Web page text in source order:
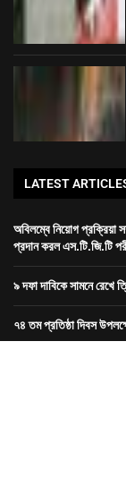
অবিলম্বে নিয়োগ প্রক্রিয়া
৯ দফা দাবিকে সামনে রেখে
৭৪ তম প্রতিষ্ঠা দিবস
হোম ত্রিপুরা
স্বাস্থ্য
ভিডিও